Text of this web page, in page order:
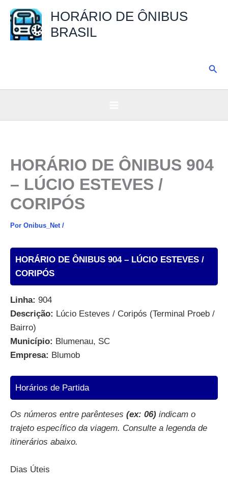
para
HORÁRIO DE ÔNIBUS
BRASIL
HORÁRIO DE ÔNIBUS 904
– LÚCIO ESTEVES /
CORIPÓS
Por Onibus_Net /
HORÁRIO DE ÔNIBUS 904 – LÚCIO ESTEVES /
CORIPÓS
Linha: 904
Descrição: Lúcio Esteves / Coripós (Terminal Proeb /
Bairro)
Município: Blumenau, SC
Empresa: Blumob
Horários de Partida
Os números entre parênteses (ex: 06) indicam o
trajeto específico da viagem. Consulte a legenda de
itinerários abaixo.
Dias Úteis